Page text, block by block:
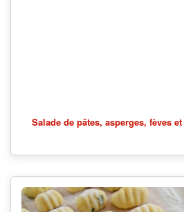
Salade de pâtes, asperges, fèves